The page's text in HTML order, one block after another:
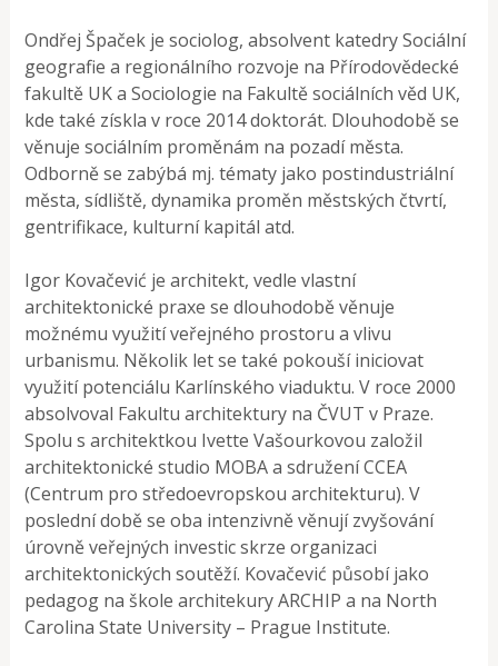
Ondřej Špaček je sociolog, absolvent katedry Sociální
geografie a regionálního rozvoje na Přírodovědecké
fakultě UK a Sociologie na Fakultě sociálních věd UK,
kde také získla v roce 2014 doktorát. Dlouhodobě se
věnuje sociálním proměnám na pozadí města.
Odborně se zabýbá mj. tématy jako postindustriální
města, sídliště, dynamika proměn městských čtvrtí,
gentrifikace, kulturní kapitál atd.
Igor Kovačević je architekt, vedle vlastní
architektonické praxe se dlouhodobě věnuje
možnému využití veřejného prostoru a vlivu
urbanismu. Několik let se také pokouší iniciovat
využití potenciálu Karlínského viaduktu. V roce 2000
absolvoval Fakultu architektury na ČVUT v Praze.
Spolu s architektkou Ivette Vašourkovou založil
architektonické studio MOBA a sdružení CCEA
(Centrum pro středoevropskou architekturu). V
poslední době se oba intenzivně věnují zvyšování
úrovně veřejných investic skrze organizaci
architektonických soutěží. Kovačević působí jako
pedagog na škole architekury ARCHIP a na North
Carolina State University – Prague Institute.